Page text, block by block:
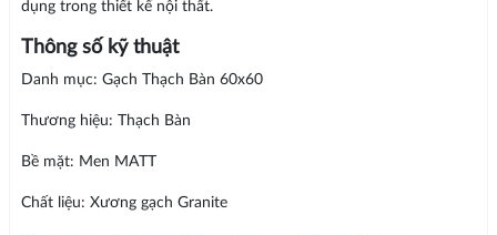
dụng trong thiết kế nội thất.
Thông số kỹ thuật
Danh mục: Gạch Thạch Bàn 60x60
Thương hiệu: Thạch Bàn
Bề mặt: Men MATT
Chất liệu: Xương gạch Granite